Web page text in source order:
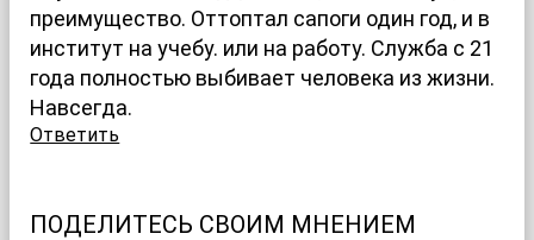
преимущество. Оттоптал сапоги один год, и в
институт на учебу. или на работу. Служба с 21
года полностью выбивает человека из жизни.
Навсегда.
Ответить
ПОДЕЛИТЕСЬ СВОИМ МНЕНИЕМ